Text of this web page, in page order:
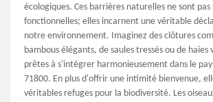
écologiques. Ces barrières naturelles ne sont
fonctionnelles; elles incarnent une véritable
notre environnement. Imaginez des clôtures
bambous élégants, de saules tressés ou de
prêtes à s'intégrer harmonieusement dans le
71800. En plus d'offrir une intimité bienvenue,
véritables refuges pour la biodiversité. Les